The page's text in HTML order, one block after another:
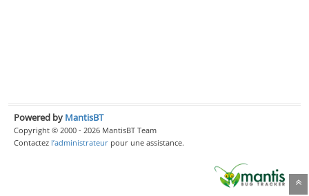
Powered by MantisBT
Copyright © 2000 - 2026 MantisBT Team
Contactez l’administrateur pour une assistance.